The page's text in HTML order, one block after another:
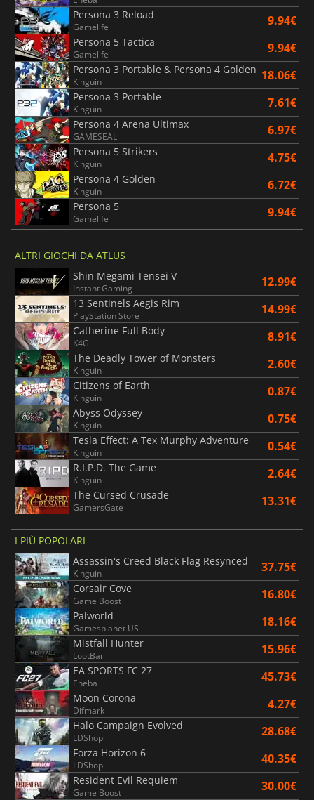
Persona 3 Reload
Gamelife 9.94€
Persona 5 Tactica
Gamelife 9.94€
Persona 3 Portable & Persona 4 Golden
Kinguin 18.06€
Persona 3 Portable
Kinguin 7.61€
Persona 4 Arena Ultimax
GAMESEAL 6.97€
Persona 5 Strikers
Kinguin 4.75€
Persona 4 Golden
Kinguin 6.72€
Persona 5
Gamelife 9.94€
ALTRI GIOCHI DA ATLUS
Shin Megami Tensei V
Instant Gaming 12.99€
13 Sentinels Aegis Rim
PlayStation Store 14.99€
Catherine Full Body
K4G 8.91€
The Deadly Tower of Monsters
Kinguin 2.60€
Citizens of Earth
Kinguin 0.87€
Abyss Odyssey
Kinguin 0.75€
Tesla Effect: A Tex Murphy Adventure
Kinguin 0.54€
R.I.P.D. The Game
Kinguin 2.64€
The Cursed Crusade
GamersGate 13.31€
I PIÙ POPOLARI
Assassin's Creed Black Flag Resynced
Kinguin 37.75€
Corsair Cove
Game Boost 16.80€
Palworld
Gamesplanet US 18.16€
Mistfall Hunter
LootBar 15.96€
EA SPORTS FC 27
Eneba 45.73€
Moon Corona
Difmark 4.27€
Halo Campaign Evolved
LDShop 28.68€
Forza Horizon 6
LDShop 40.35€
Resident Evil Requiem
Game Boost 30.00€